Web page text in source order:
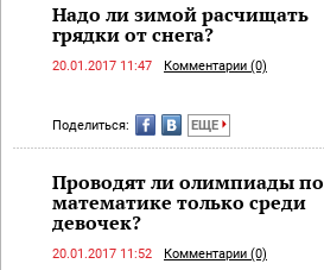
Надо ли зимой расчищать
грядки от снега?
20.01.2017 11:47 Комментарии (0)
Поделиться: ЕЩЕ
Проводят ли олимпиады по
математике только среди
девочек?
20.01.2017 11:52 Комментарии (0)